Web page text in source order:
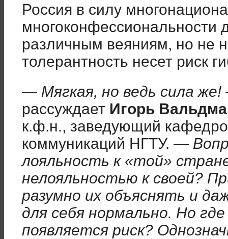
Россия в силу
многоконфессиональности
различным веяниям, но не
толерантность несет риск
— Мягкая, но ведь сила же!
рассуждает Игорь
к.ф.н., заведующий
коммуникаций НГТУ. —
лояльность к «той»
нелояльностью к своей?
разумно их объяснять и
для себя нормально. Но
появляется риск?